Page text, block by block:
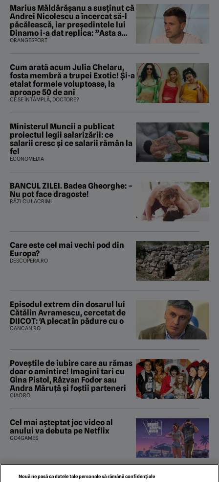
Marius Măldărăşanu a susţinut că
Andrei Nicolescu a încercat să-l
păcălească, iar preşedintele lui
Dinamo i-a dat replica: ”Asta a
fost istoria”
ORANGESPORT
Cum arată acum Julia Chelaru,
fosta membră a trupei Exotic! Și-a
etalat formele voluptoase, la
aproape 50 de ani
CE SE ÎNTÂMPLĂ, DOCTORE?
Ministerul Muncii a publicat
proiectul legii salarizării: ce
salarii cresc și ce salarii rămân la
fel
ECONOMEDIA
BANCUL ZILEI. Badea Gheorghe: –
Nu pot face dragoste!
RÂZI CU LACRIMI
Care este cel mai vechi pod din
Europa?
DESCOPERA.RO
Episodul extrem din dosarul lui
Cătălin Avramescu, cercetat de
DIICOT: 'A plecat în pădure cu o
CANCAN.RO
Poveştile de iubire care au rămas
doar o amintire! Imagini tari cu
Gina Pistol, Răzvan Fodor sau
Andra Măruţă şi foştii parteneri
CIAO.RO
Cel mai așteptat joc video al
anului va debuta pe Netflix
GO4GAMES
Nouă ne pasă ca datele tale personale să rămână confidențiale